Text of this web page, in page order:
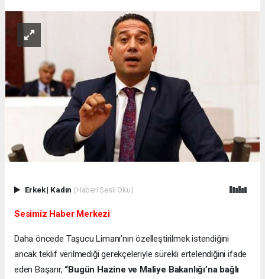
Erkek| Kadın (Haberi Sesli Oku)
Sesimiz Haber Merkezi
Daha öncede Taşucu Limanı’nın özelleştirilmek istendiğini
ancak teklif verilmediği gerekçeleriyle sürekli ertelendiğini ifade
eden Başarır, “Bugün Hazine ve Maliye Bakanlığı’na bağlı